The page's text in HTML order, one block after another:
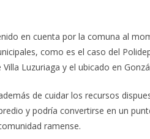
en cuenta por la comuna al
como es el caso del
Luzuriaga y el ubicado en
de cuidar los recursos
y podría convertirse en un
ramense.